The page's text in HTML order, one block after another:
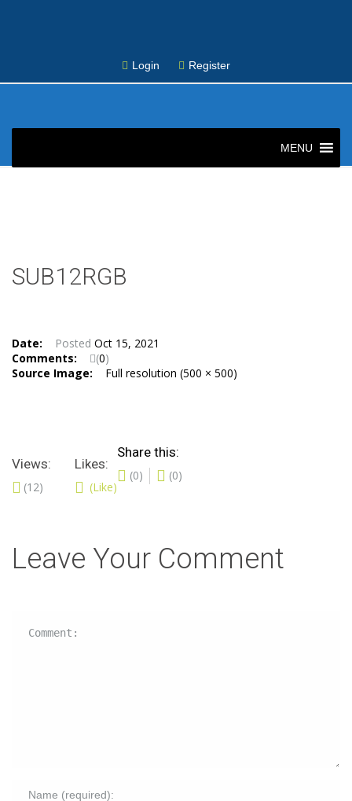
Login Register
Skip
MENU
SUB12RGB
Date: Posted Oct 15, 2021
Comments:
(0)
Source Image:
Full resolution (500 × 500)
Share this:
(0) (0)
Views:
(12)
Likes:
(Like)
Leave Your Comment